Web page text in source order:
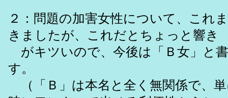
２：問題の加害女性について、これ
きましたが、これだとちょっと響き
がキツいので、今後は「Ｂ女」と
す。
（「Ｂ」は本名と全く無関係で、